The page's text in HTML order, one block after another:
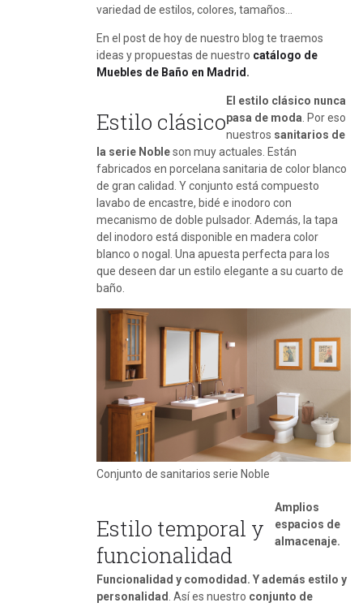
variedad de estilos, colores, tamaños…
En el post de hoy de nuestro blog te traemos
ideas y propuestas de nuestro catálogo de
Muebles de Baño en Madrid.
Estilo clásico
El estilo clásico nunca
pasa de moda . Por eso
nuestros sanitarios de
la serie Nobleson muy actuales. Están
fabricados en porcelana sanitaria de color blanco
de gran calidad. Y conjunto está compuesto
lavabo de encastre, bidé e inodoro con
mecanismo de doble pulsador. Además, la tapa
del inodoro está disponible en madera color
blanco o nogal. Una apuesta perfecta para los
que deseen dar un estilo elegante a su cuarto de
baño.
Conjunto de sanitarios serie Noble
Estilo temporal y
funcionalidad
Amplios
espacios de
almacenaje.
Funcionalidad y comodidad. Y además estilo y
personalidad . Así es nuestro conjunto de